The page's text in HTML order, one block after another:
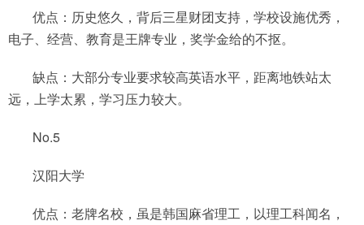
优点：历史悠久，背后三星财团支持，学校设施优秀，
电子、经营、教育是王牌专业，奖学金给的不抠。
缺点：大部分专业要求较高英语水平，距离地铁站太
远，上学太累，学习压力较大。
No.5
汉阳大学
优点：老牌名校，虽是韩国麻省理工，以理工科闻名，